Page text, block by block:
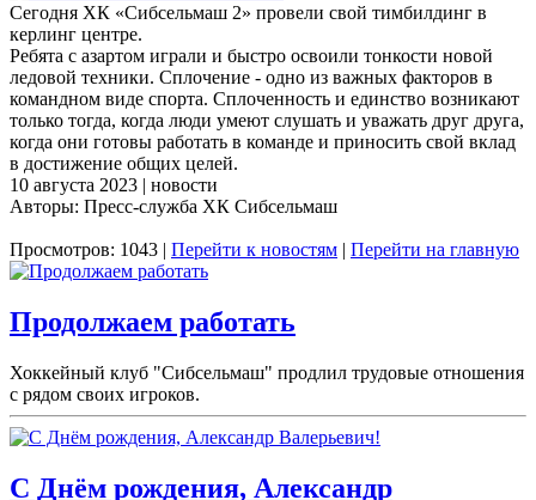
Сегодня ХК «Сибсельмаш 2» провели свой тимбилдинг в
керлинг центре.
Ребята с азартом играли и быстро освоили тонкости новой
ледовой техники. Сплочение - одно из важных факторов в
командном виде спорта. Сплоченность и единство возникают
только тогда, когда люди умеют слушать и уважать друг друга,
когда они готовы работать в команде и приносить свой вклад
в достижение общих целей.
10 августа 2023 | новости
Авторы: Пресс-служба ХК Сибсельмаш
Просмотров: 1043 | Перейти к новостям | Перейти на главную
Продолжаем работать
Хоккейный клуб "Сибсельмаш" продлил трудовые отношения
с рядом своих игроков.
С Днём рождения, Александр